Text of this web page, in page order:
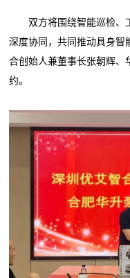
双方将围绕智能巡检、
深度协同，共同推动具身智
合创始人兼董事长张朝辉、
约。